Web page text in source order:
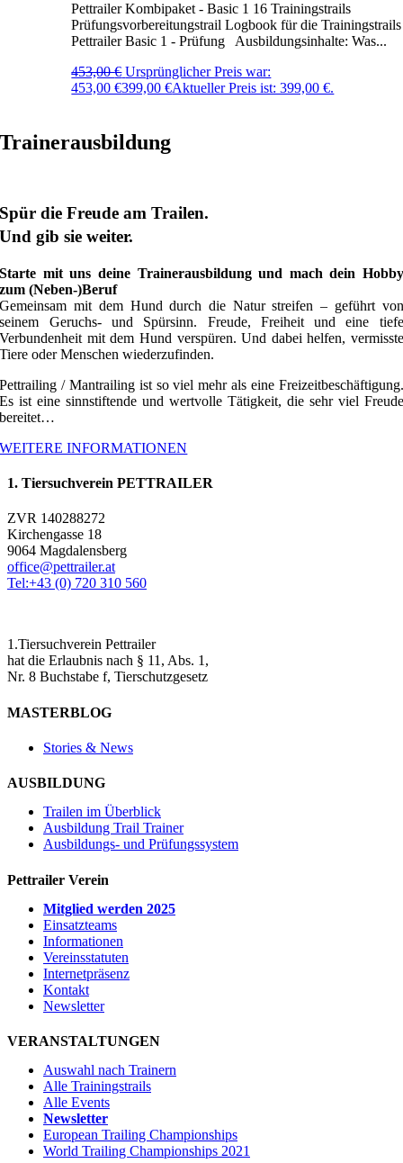
Pettrailer Kombipaket - Basic 1 16 Trainingstrails
Prüfungsvorbereitungstrail Logbook für die Trainingstrails
Pettrailer Basic 1 - Prüfung Ausbildungsinhalte: Was...
453,00€ Ursprünglicher Preis war:
453,00 €399,00€Aktueller Preis ist: 399,00 €.
Trainerausbildung
Spür die Freude am Trailen.
Und gib sie weiter.
Starte mit uns deine Trainerausbildung und mach dein Hobby
zum (Neben-)Beruf
Gemeinsam mit dem Hund durch die Natur streifen – geführt von
seinem Geruchs- und Spürsinn. Freude, Freiheit und eine tiefe
Verbundenheit mit dem Hund verspüren. Und dabei helfen, vermisste
Tiere oder Menschen wiederzufinden.
Pettrailing / Mantrailing ist so viel mehr als eine Freizeitbeschäftigung.
Es ist eine sinnstiftende und wertvolle Tätigkeit, die sehr viel Freude
bereitet…
WEITERE INFORMATIONEN
1. Tiersuchverein PETTRAILER
ZVR 140288272
Kirchengasse 18
9064 Magdalensberg
office@pettrailer.at
Tel:+43 (0) 720 310 560
1.Tiersuchverein Pettrailer
hat die Erlaubnis nach § 11, Abs. 1,
Nr. 8 Buchstabe f, Tierschutzgesetz
MASTERBLOG
Stories & News
AUSBILDUNG
Trailen im Überblick
Ausbildung Trail Trainer
Ausbildungs- und Prüfungssystem
Pettrailer Verein
Mitglied werden 2025
Einsatzteams
Informationen
Vereinsstatuten
Internetpräsenz
Kontakt
Newsletter
VERANSTALTUNGEN
Auswahl nach Trainern
Alle Trainingstrails
Alle Events
Newsletter
European Trailing Championships
World Trailing Championships 2021